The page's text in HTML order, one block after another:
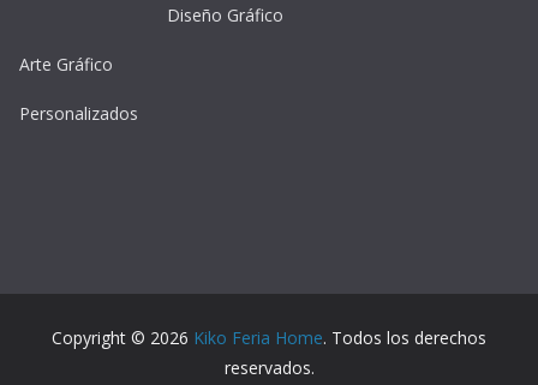
Diseño Gráfico
Arte Gráfico
Personalizados
Copyright © 2026 Kiko Feria Home. Todos los derechos
reservados.